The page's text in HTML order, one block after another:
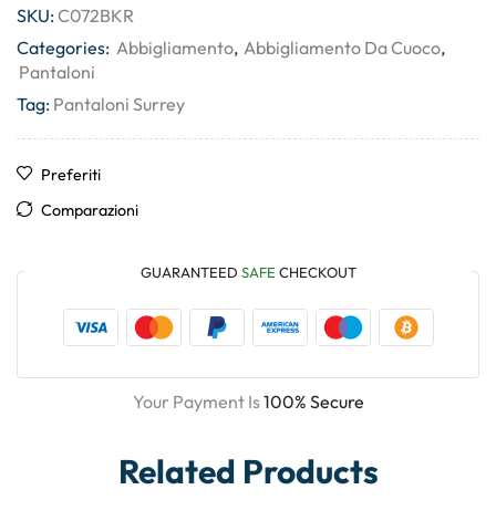
SKU:C072BKR
Categories: Abbigliamento, Abbigliamento Da Cuoco,
Pantaloni
Tag: Pantaloni Surrey
Preferiti
Comparazioni
GUARANTEED SAFE CHECKOUT
Your Payment Is100% Secure
Related Products